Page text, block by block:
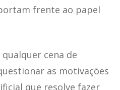
frente ao papel
cena de
as motivações
que resolve fazer